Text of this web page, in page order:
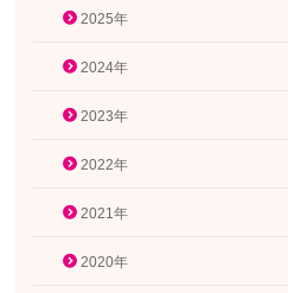
2025年
2024年
2023年
2022年
2021年
2020年